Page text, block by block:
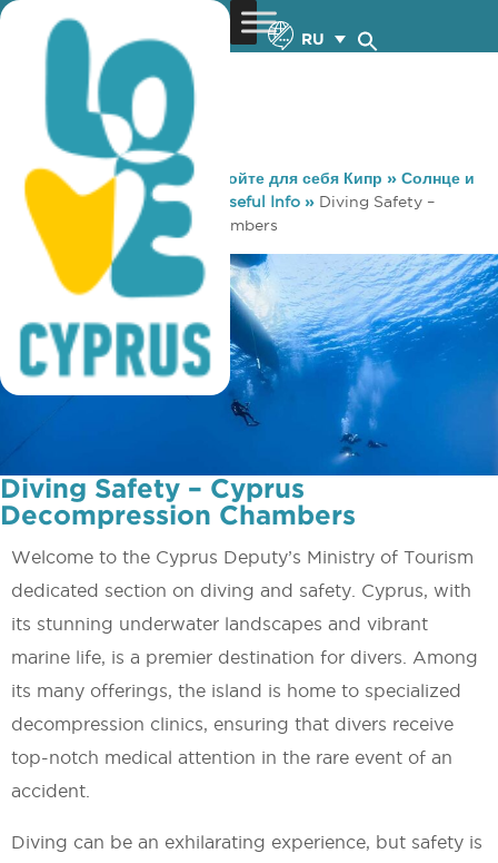
RU
You are here: Home »Откройте для себя Кипр » Солнце и
Море
Дайвинг»Diving Useful Info » Diving Safety –
Cyprus Decompression Chambers
Diving Safety – Cyprus
Decompression Chambers
Welcome to the Cyprus Deputy’s Ministry of Tourism
dedicated section on diving and safety. Cyprus, with
its stunning underwater landscapes and vibrant
marine life, is a premier destination for divers. Among
its many offerings, the island is home to specialized
decompression clinics, ensuring that divers receive
top-notch medical attention in the rare event of an
accident.
Diving can be an exhilarating experience, but safety is